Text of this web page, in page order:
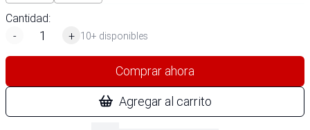
Cantidad:
-
+ 10+ disponibles
Comprar ahora
Agregar al carrito